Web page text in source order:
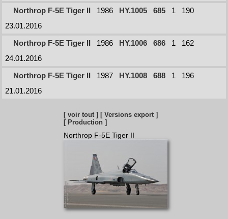
Northrop F-5E Tiger II
1986 HY.1005 685 1
190
23.01.2016
Northrop F-5E Tiger II
1986 HY.1006 686 1
162
24.01.2016
Northrop F-5E Tiger II
1987 HY.1008 688 1
196
21.01.2016
[ voir tout ] [ Versions export ]
[ Production ]
Northrop F-5E Tiger II